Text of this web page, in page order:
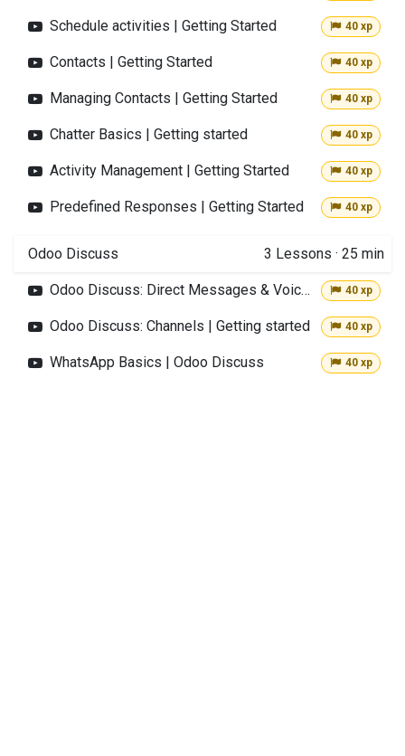
Schedule activities | Getting Started 40 xp
Contacts | Getting Started 40 xp
Managing Contacts | Getting Started 40 xp
Chatter Basics | Getting started 40 xp
Activity Management | Getting Started 40 xp
Predefined Responses | Getting Started 40 xp
Odoo Discuss 3 Lessons · 25 min
Odoo Discuss: Direct Messages & Voice/Video Calls | Getting started 40 xp
Odoo Discuss: Channels | Getting started 40 xp
WhatsApp Basics | Odoo Discuss 40 xp